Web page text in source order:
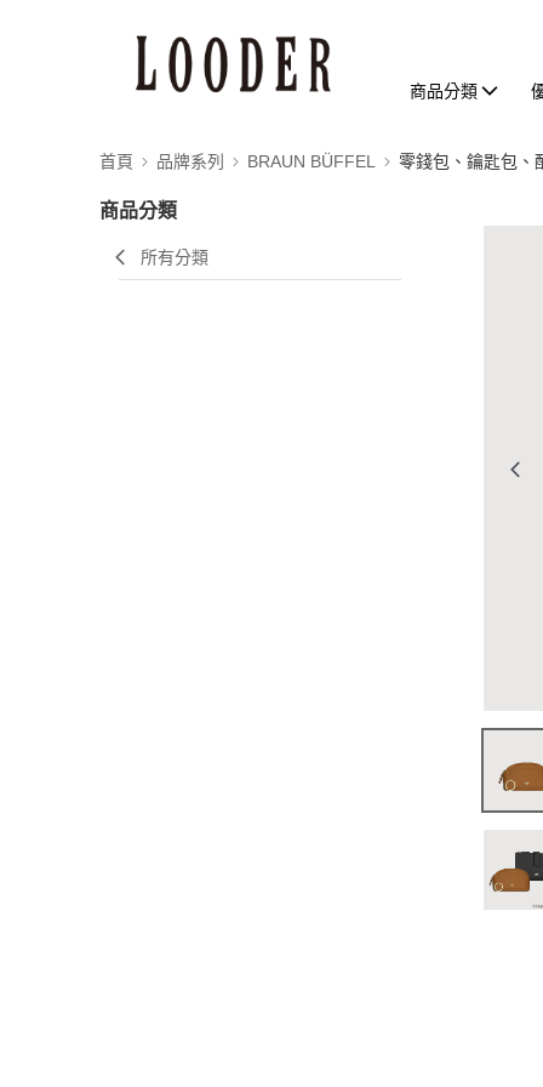
商品分類
首頁 品牌系列 BRAUN BÜFFEL 零錢包、鑰匙包、
商品分類
所有分類